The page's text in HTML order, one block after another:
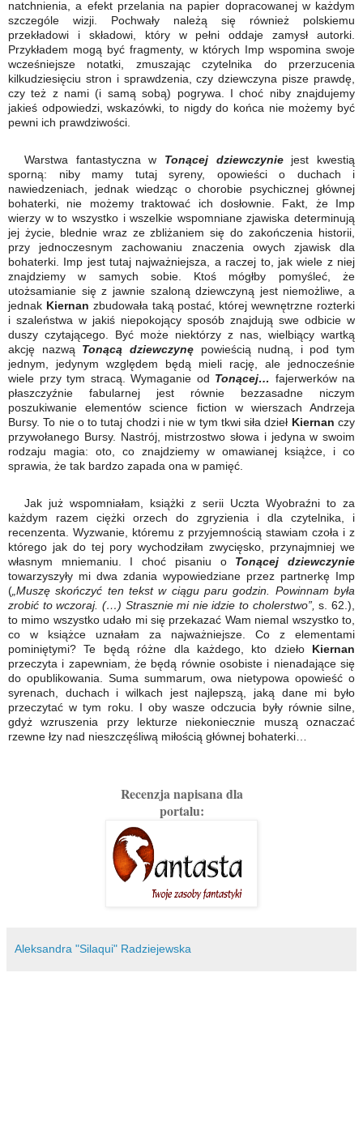
natchnienia, a efekt przelania na papier dopracowanej w każdym
szczególe wizji. Pochwały należą się również polskiemu
przekładowi i składowi, który w pełni oddaje zamysł autorki.
Przykładem mogą być fragmenty, w których Imp wspomina swoje
wcześniejsze notatki, zmuszając czytelnika do przerzucenia
kilkudziesięciu stron i sprawdzenia, czy dziewczyna pisze prawdę,
czy też z nami (i samą sobą) pogrywa. I choć niby znajdujemy
jakieś odpowiedzi, wskazówki, to nigdy do końca nie możemy być
pewni ich prawdziwości.
Warstwa fantastyczna w Tonącej dziewczyniejest kwestią
sporną: niby mamy tutaj syreny, opowieści o duchach i
nawiedzeniach, jednak wiedząc o chorobie psychicznej głównej
bohaterki, nie możemy traktować ich dosłownie. Fakt, że Imp
wierzy w to wszystko i wszelkie wspomniane zjawiska determinują
jej życie, blednie wraz ze zbliżaniem się do zakończenia historii,
przy jednoczesnym zachowaniu znaczenia owych zjawisk dla
bohaterki. Imp jest tutaj najważniejsza, a raczej to, jak wiele z niej
znajdziemy w samych sobie. Ktoś mógłby pomyśleć, że
utożsamianie się z jawnie szaloną dziewczyną jest niemożliwe, a
jednak Kiernan zbudowała taką postać, której wewnętrzne rozterki
i szaleństwa w jakiś niepokojący sposób znajdują swe odbicie w
duszy czytającego. Być może niektórzy z nas, wielbiący wartką
akcję nazwą Tonącą dziewczynępowieścią nudną, i pod tym
jednym, jedynym względem będą mieli rację, ale jednocześnie
wiele przy tym stracą. Wymaganie od Tonącej… fajerwerków na
płaszczyźnie fabularnej jest równie bezzasadne niczym
poszukiwanie elementów science fiction w wierszach Andrzeja
Bursy. To nie o to tutaj chodzi i nie w tym tkwi siła dzieł Kiernan czy
przywołanego Bursy. Nastrój, mistrzostwo słowa i jedyna w swoim
rodzaju magia: oto, co znajdziemy w omawianej książce, i co
sprawia, że tak bardzo zapada ona w pamięć.
Jak już wspomniałam, książki z serii Uczta Wyobraźni to za
każdym razem ciężki orzech do zgryzienia i dla czytelnika, i
recenzenta. Wyzwanie, któremu z przyjemnością stawiam czoła i z
którego jak do tej pory wychodziłam zwycięsko, przynajmniej we
własnym mniemaniu. I choć pisaniu o Tonącej dziewczynie
towarzyszyły mi dwa zdania wypowiedziane przez partnerkę Imp
(„Muszę skończyć ten tekst w ciągu paru godzin. Powinnam była
zrobić to wczoraj. (…) Strasznie mi nie idzie to cholerstwo”,s. 62.),
to mimo wszystko udało mi się przekazać Wam niemal wszystko to,
co w książce uznałam za najważniejsze. Co z elementami
pominiętymi? Te będą różne dla każdego, kto dzieło Kiernan
przeczyta i zapewniam, że będą równie osobiste i nienadające się
do opublikowania. Suma summarum, owa nietypowa opowieść o
syrenach, duchach i wilkach jest najlepszą, jaką dane mi było
przeczytać w tym roku. I oby wasze odczucia były równie silne,
gdyż wzruszenia przy lekturze niekoniecznie muszą oznaczać
rzewne łzy nad nieszczęśliwą miłością głównej bohaterki…
Recenzja napisana dla
portalu:
Aleksandra "Silaqui" Radziejewska